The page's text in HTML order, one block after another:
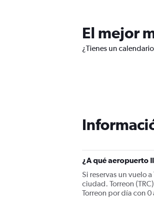
El mejor
¿Tienes un
¿A qué aeropuerto
Si reservas un vuelo
ciudad. Torreon
Torreon por día con